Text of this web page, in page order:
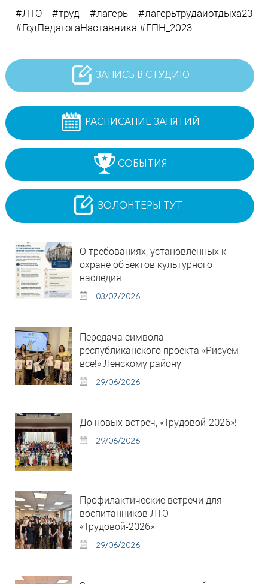
#ЛТО #труд #лагерь #лагерьтрудаиотдыха23
#ГодПедагогаНаставника #ГПН_2023
ЗАПИСЬ В СТУДИЮ
РАСПИСАНИЕ ЗАНЯТИЙ
СОБЫТИЯ
ВОЛОНТЕРЫ ТУТ
О требованиях, установленных к
охране объектов культурного
наследия
03/07/2026
Передача символа
республиканского проекта «Рисуем
все!» Ленскому району
29/06/2026
До новых встреч, «Трудовой-2026»!
29/06/2026
Профилактические встречи для
воспитанников ЛТО
«Трудовой-2026»
29/06/2026